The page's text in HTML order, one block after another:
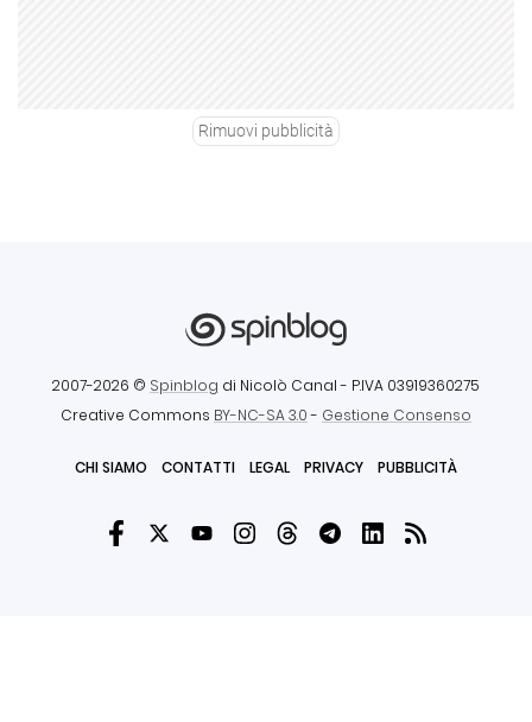
Rimuovi pubblicità
2007-2026 © Spinblog di Nicolò Canal - P.IVA 03919360275
Creative Commons BY-NC-SA 3.0- Gestione Consenso
CHI SIAMO CONTATTI LEGAL PRIVACY PUBBLICITÀ